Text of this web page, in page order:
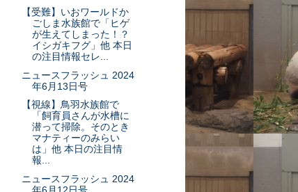
【受難】いおワールドか
ごしま水族館で「ヒゲ
が生えてしまった！？
イシガキフグ」他 本日
の注目情報セレ...
ニュースフラッシュ 2024
年6月13日号
【視線】鳥羽水族館で
「飼育員さんが水槽に
潜って掃除。そのとき
マナティーのみらい
は」他 本日の注目情
報...
ニュースフラッシュ 2024
年6月12日号